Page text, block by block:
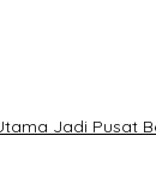
Jadi Pusat